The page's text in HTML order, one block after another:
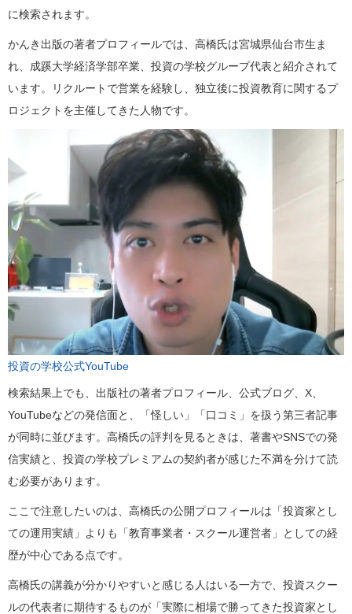
に検索されます。
かんき出版の著者プロフィールでは、高橋氏は宮城県仙台市生ま
れ、成蹊大学経済学部卒業、投資の学校グループ代表と紹介されて
います。リクルートで営業を経験し、独立後に投資教育に関するプ
ロジェクトを主催してきた人物です。
投資の学校公式YouTube
検索結果上でも、出版社の著者プロフィール、公式ブログ、X、
YouTubeなどの発信面と、「怪しい」「口コミ」を扱う第三者記事
が同時に並びます。高橋氏の評判を見るときは、著書やSNSでの発
信実績と、投資の学校プレミアムの契約者が感じた不満を分けて読
む必要があります。
ここで注意したいのは、高橋氏の公開プロフィールは「投資家とし
ての運用実績」よりも「教育事業者・スクール運営者」としての経
歴が中心である点です。
高橋氏の講義が分かりやすいと感じる人はいる一方で、投資スクー
ルの代表者に期待するものが「実際に相場で勝ってきた投資家とし